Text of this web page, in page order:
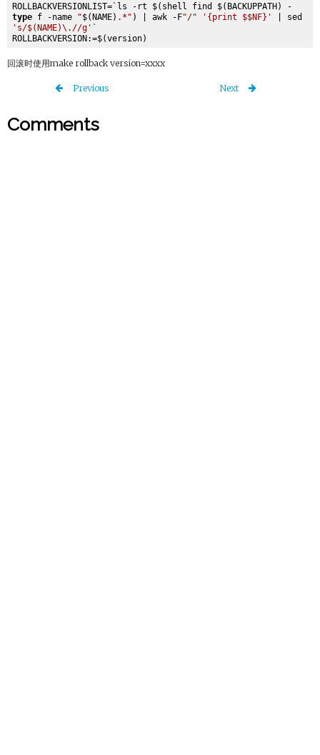
ROLLBACKVERSIONLIST=`ls -rt $(shell find $(BACKUPPATH) -
type f -name "$(NAME) .*" ) | awk -F"/" '{print $$NF}'
's/$(NAME)\.//g' `
回滚时使用make rollback version=xxxx
Previous Next
Comments